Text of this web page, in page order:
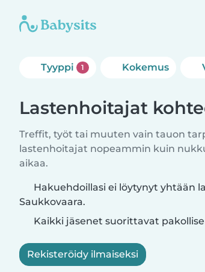
Tyyppi 1 Kokemus
Lastenhoitajat
Treffit, työt tai muuten vain tauon
lastenhoitajat nopeammin kuin
aikaa.
Hakuehdoillasi ei löytynyt yhtään
Saukkovaara.
Kaikki jäsenet suorittavat
Rekisteröidy ilmaiseksi